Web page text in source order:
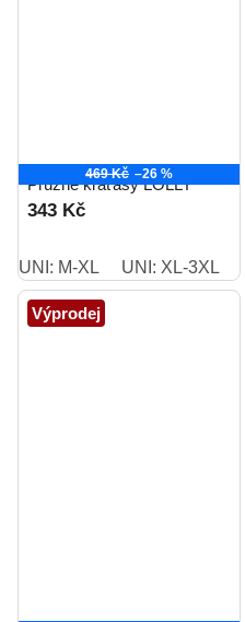
469 Kč –26 %
Pružné kraťasy LOLLY
343 Kč
UNI: M-XL UNI: XL-3XL
Výprodej